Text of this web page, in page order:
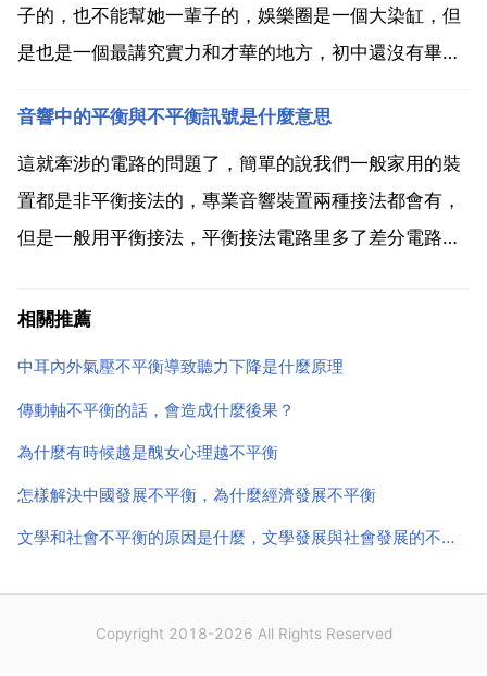
錯寫數字...
子的，也不能幫她一輩子的，娛樂圈是一個大染缸，但
是也是一個最講究實力和才華的地方，初中還沒有畢
幸，你現在還在讀書，可以有更多選擇人生的機會，等
你的知識結構和人生閱歷不斷增加的時候，你就會有不
同的想法和看法的...
音響中的平衡與不平衡訊號是什麼意思
這就牽涉的電路的問題了，簡單的說我們一般家用的裝
置都是非平衡接法的，專業音響裝置兩種接法都會有，
但是一般用平衡接法，平衡接法電路里多了差分電路，
推薦平衡接法，非平衡介面有蓮花頭，6.35大二芯，平
相關推薦
中耳內外氣壓不平衡導致聽力下降是什麼原理
傳動軸不平衡的話，會造成什麼後果？
為什麼有時候越是醜女心理越不平衡
怎樣解決中國發展不平衡，為什麼經濟發展不平衡
文學和社會不平衡的原因是什麼，文學發展與社會發展的不平衡含義及其表現
Copyright 2018-2026 All Rights Reserved